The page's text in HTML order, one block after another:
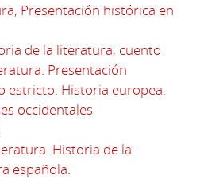
Presentación histórica en
de la literatura, cuento
Presentación
estricto. Historia europea.
occidentales
Historia de la
española.